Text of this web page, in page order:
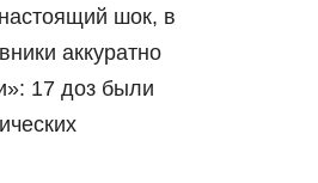
шок, в
аккуратно
17 доз были